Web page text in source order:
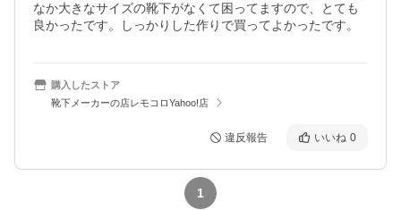
なか大きなサイズの靴下がなくて困ってますので、とても
良かったです。しっかりした作りで買ってよかったです。
購入したストア
靴下メーカーの店レモコロYahoo!店
違反報告 いいね 0
1